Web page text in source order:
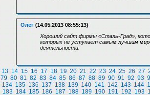
Олег (14.05.2013 08:55:13)
Хороший сайт фирмы «Сталь-Град»,
которых не уступает самым лучшим
деятельности.
13 14 15 16 17 18 19 20 21 22 23 24 25 26 27
79 80 81 82 83 84 85 86 87 88 89 90 91 92 93
134 135 136 137 138 139 140 141 142 143 144
183 184 185 186 187 188 189 190 191 192 193